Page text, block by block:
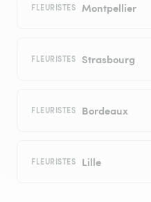
FLEURISTES Montpellier
FLEURISTES Strasbourg
FLEURISTES Bordeaux
FLEURISTES Lille